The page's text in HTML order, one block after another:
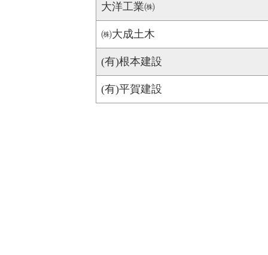
大洋工業㈱
㈱大成土木
(有)根本建設
(有)平賀建設